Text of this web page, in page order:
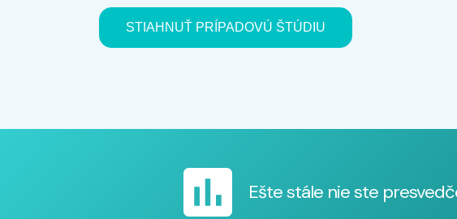
STIAHNUŤ PRÍPADOVÚ ŠTÚDIU
Ešte stále nie ste